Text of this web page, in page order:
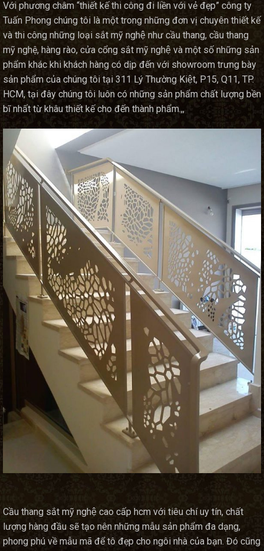
Với phương châm “thiết kế thi công đi liền với vẻ đẹp” công ty
Tuấn Phong chúng tôi là một trong những đơn vị chuyên thiết kế
và thi công những loại sắt mỹ nghệ như cầu thang, cầu thang
mỹ nghệ, hàng rào, cửa cổng sắt mỹ nghệ và một số những sản
phẩm khác khi khách hàng có dịp đến với showroom trưng bày
sản phẩm của chúng tôi tại 311 Lý Thường Kiệt, P15, Q11, TP.
HCM, tại đây chúng tôi luôn có những sản phẩm chất lượng bền
bĩ nhất từ khâu thiết kế cho đến thành phẩm.,,
Cầu thang sắt mỹ nghệ cao cấp hcm với tiêu chí uy tín, chất
lượng hàng đầu sẽ tạo nên những mẫu sản phẩm đa dạng,
phong phú về mẫu mã để tô đẹp cho ngôi nhà của bạn. Đó cũng